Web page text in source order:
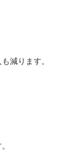
減ります。